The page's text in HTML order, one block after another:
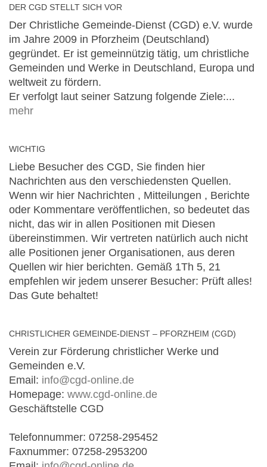
DER CGD STELLT SICH VOR
Der Christliche Gemeinde-Dienst (CGD) e.V. wurde
im Jahre 2009 in Pforzheim (Deutschland)
gegründet. Er ist gemeinnützig tätig, um christliche
Gemeinden und Werke in Deutschland, Europa und
weltweit zu fördern.
Er verfolgt laut seiner Satzung folgende Ziele:...
mehr
WICHTIG
Liebe Besucher des CGD, Sie finden hier
Nachrichten aus den verschiedensten Quellen.
Wenn wir hier Nachrichten , Mitteilungen , Berichte
oder Kommentare veröffentlichen, so bedeutet das
nicht, das wir in allen Positionen mit Diesen
übereinstimmen. Wir vertreten natürlich auch nicht
alle Positionen jener Organisationen, aus deren
Quellen wir hier berichten. Gemäß 1Th 5, 21
empfehlen wir jedem unserer Besucher: Prüft alles!
Das Gute behaltet!
CHRISTLICHER GEMEINDE-DIENST – PFORZHEIM (CGD)
Verein zur Förderung christlicher Werke und
Gemeinden e.V.
Email: info@cgd-online.de
Homepage: www.cgd-online.de
Geschäftstelle CGD
Telefonnummer: 07258-295452
Faxnummer: 07258-2953200